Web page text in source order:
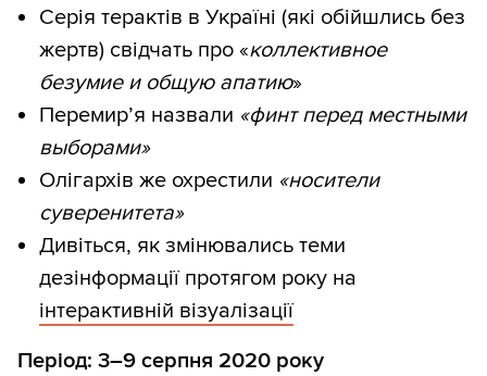
Серія терактів в Україні (які обійшлись без
жертв) свідчать про «коллективное
безумие и общую апатию»
Перемир’я назвали «финт перед местными
выборами»
Олігархів же охрестили «носители
суверенитета»
Дивіться, як змінювались теми
дезінформації протягом року на
інтерактивній візуалізації
Період: 3–9 серпня 2020 року